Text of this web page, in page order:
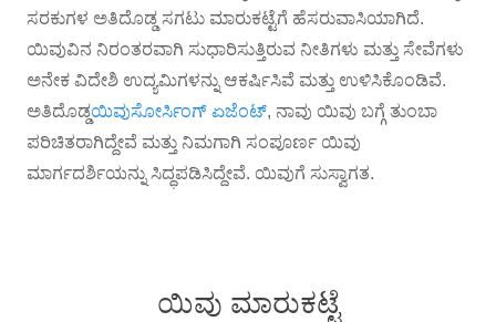
ಸರಕುಗಳ ಅತಿದೊಡ್ಡ ಸಗಟು ಮಾರುಕಟ್ಟೆಗೆ ಹೆಸರುವಾಸಿಯಾಗಿದೆ.
ಯಿವುವಿನ ನಿರಂತರವಾಗಿ ಸುಧಾರಿಸುತ್ತಿರುವ ನೀತಿಗಳು ಮತ್ತು ಸೇವೆಗಳು
ಅನೇಕ ವಿದೇಶಿ ಉದ್ಯಮಿಗಳನ್ನು ಆಕರ್ಷಿಸಿವೆ ಮತ್ತು ಉಳಿಸಿಕೊಂಡಿವೆ.
ಅತಿದೊಡ್ಡಯಿವುಸೋರ್ಸಿಂಗ್ ಏಜೆಂಟ್, ನಾವು ಯಿವು ಬಗ್ಗೆ ತುಂಬಾ
ಪರಿಚಿತರಾಗಿದ್ದೇವೆ ಮತ್ತು ನಿಮಗಾಗಿ ಸಂಪೂರ್ಣ ಯಿವು
ಮಾರ್ಗದರ್ಶಿಯನ್ನು ಸಿದ್ಧಪಡಿಸಿದ್ದೇವೆ. ಯಿವುಗೆ ಸುಸ್ವಾಗತ.
ಯಿವು ಮಾರುಕಟ್ಟೆ